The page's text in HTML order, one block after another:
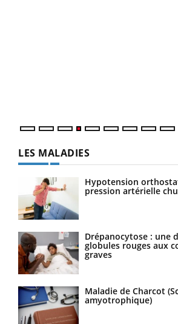
LES MALADIES
Hypotension
pression artérielle
Drépanocytose : une
globules rouges aux
graves
Maladie de Charcot
amyotrophique)